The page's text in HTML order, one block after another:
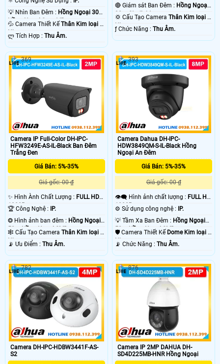
💡 Nhìn Ban Đêm : Hồng Ngoại 30m
Hồng Ngoại Smart IR.
💦 Camera Thiết KếThân Kim loại +
Nhựa.
️ლ Tích Hợp : Thu Âm.
🔴 Giám sát Ban Đêm : Hồng Ngoại
30m Starlight.
💢 Cấu Tạo CameraThân Kim loại +
Nhựa.
️ƒ Chức Năng :Thu Âm.
Camera IP Full-Color DH-IPC-
HFW3249E-AS-IL-Black Ban Đêm
Trắng Đen
Giá Bán: 5%-35%
Giá gốc: 00 ₫
✨ Hình Ành Chất Lượng : FULL HD
1080P .
🏆 Công Nghệ : IP.
❂ Hình ảnh ban đêm : Hồng Ngoại
50m Hồng Ngoại SMD.
🕸️ Cấu Tạo Camera Thân Kim loại +
Nhựa.
️📡 Ưu Điểm : Thu Âm.
369
Camera Dahua DH-IPC-
HDW3849QM-S-IL-Black Hồng
Ngoại An Đêm
Giá Bán: 5%-35%
Giá gốc: 00 ₫
👁️‍🗨 Hình ảnh chất lượng : FULL HD
1080P .
⚙ Sử dụng công nghệ : IP.
💡 Tầm Xa Ban Đêm : Hồng Ngoại
50m Hồng Ngoại SMD.
🛡 Camera Thiết Kế Dome Kim loại +
Nhựa.
️📡 Chức Năng :Thu Âm.
393
Camera DH-IPC-HDBW3441F-AS-
S2
782
Camera IP 2MP DAHUA DH-
SD4D225MB-HNR Hồng Ngoại
876